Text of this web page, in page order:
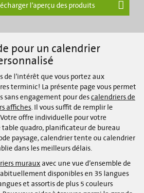
l’aperçu des produits
pour un calendrier
de l’intérêt que vous portez aux
terminic! La présente page vous permet
sans engagement pour descalendriers de
affiches. Il vous suffit de remplir le
offre individuelle pour votre
quadro, planificateur de bureau
paysage, calendrier tente ou calendrier
dans les meilleurs délais.
murauxavec une vue d’ensemble de
disponibles en 35 langues
et assortis de plus 5 couleurs